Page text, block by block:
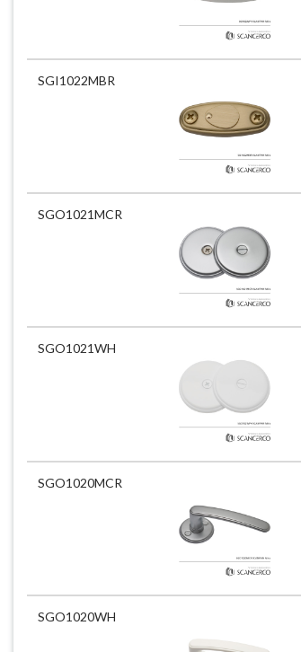
SGI1022MBR
SGO1021MCR
SGO1021WH
SGO1020MCR
SGO1020WH